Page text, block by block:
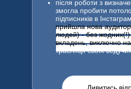
після роботи з
змогла пробити
підписників в
прийшла нова
людей) - без жодних(!)
вкладень, виключно
трасляції своїх